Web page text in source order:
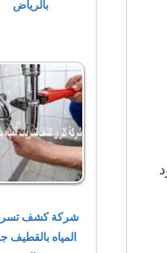
بالرياض
شركة كشف
المياه بالقطيف